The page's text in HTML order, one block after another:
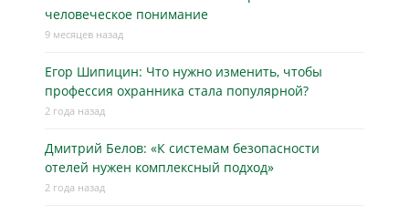
человеческое понимание
9 месяцев назад
Егор Шипицин: Что нужно изменить, чтобы
профессия охранника стала популярной?
2 года назад
Дмитрий Белов: «К системам безопасности
отелей нужен комплексный подход»
2 года назад